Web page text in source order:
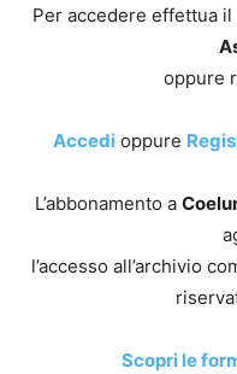
Per accedere effettua
oppure
Accedioppure
L’abbonamento a
l’accesso all’archivio
Scopri le